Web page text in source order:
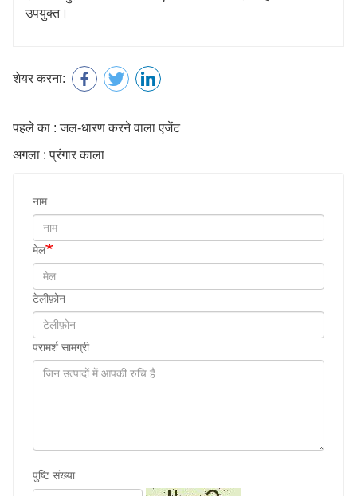
उपयुक्त।
शेयर करना:
पहले का : जल-धारण करने वाला एजेंट
अगला : प्रंगार काला
नाम
मेल
टेलीफ़ोन
परामर्श सामग्री
पुष्टि संख्या